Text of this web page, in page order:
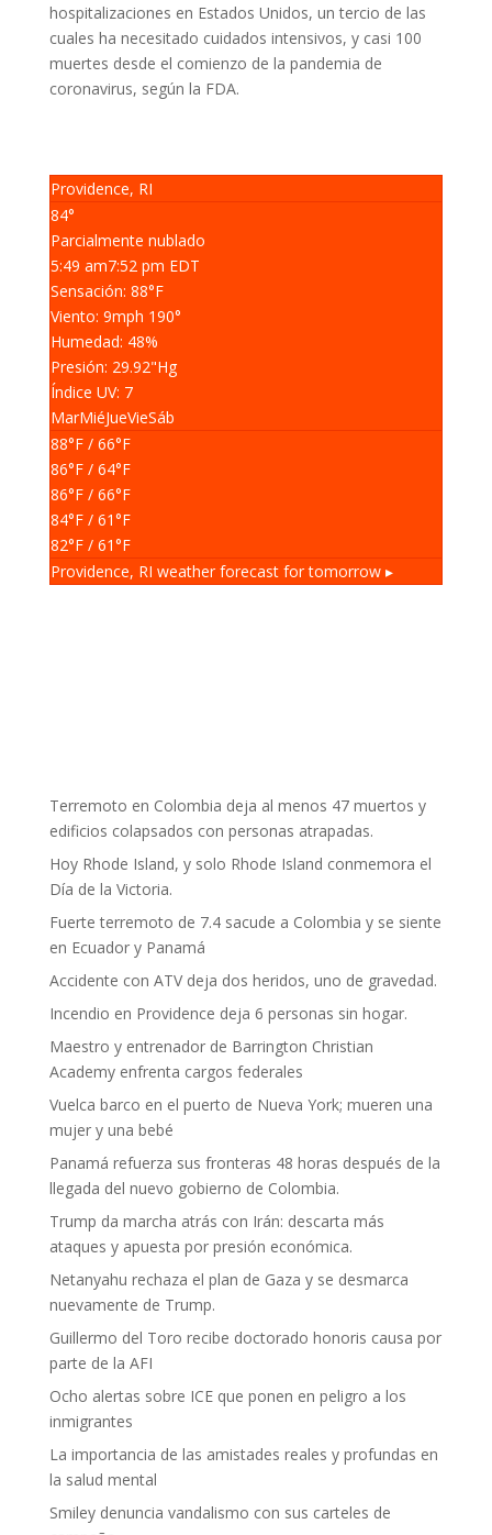
hospitalizaciones en Estados Unidos, un tercio de las
cuales ha necesitado cuidados intensivos, y casi 100
muertes desde el comienzo de la pandemia de
coronavirus, según la FDA.
Providence, RI
84°
Parcialmente nublado
5:49 am7:52 pm EDT
Sensación: 88°F
Viento: 9mph 190°
Humedad: 48%
Presión: 29.92"Hg
Índice UV: 7
MarMiéJueVieSáb
88°F/ 66°F
86°F/ 64°F
86°F/ 66°F
84°F/ 61°F
82°F/ 61°F
Providence, RI weather forecast for tomorrow ▸
Terremoto en Colombia deja al menos 47 muertos y
edificios colapsados con personas atrapadas.
Hoy Rhode Island, y solo Rhode Island conmemora el
Día de la Victoria.
Fuerte terremoto de 7.4 sacude a Colombia y se siente
en Ecuador y Panamá
Accidente con ATV deja dos heridos, uno de gravedad.
Incendio en Providence deja 6 personas sin hogar.
Maestro y entrenador de Barrington Christian
Academy enfrenta cargos federales
Vuelca barco en el puerto de Nueva York; mueren una
mujer y una bebé
Panamá refuerza sus fronteras 48 horas después de la
llegada del nuevo gobierno de Colombia.
Trump da marcha atrás con Irán: descarta más
ataques y apuesta por presión económica.
Netanyahu rechaza el plan de Gaza y se desmarca
nuevamente de Trump.
Guillermo del Toro recibe doctorado honoris causa por
parte de la AFI
Ocho alertas sobre ICE que ponen en peligro a los
inmigrantes
La importancia de las amistades reales y profundas en
la salud mental
Smiley denuncia vandalismo con sus carteles de